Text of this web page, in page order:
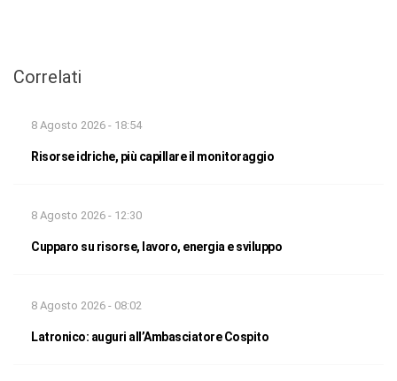
Correlati
8 Agosto 2026 - 18:54
Risorse idriche, più capillare il monitoraggio
8 Agosto 2026 - 12:30
Cupparo su risorse, lavoro, energia e sviluppo
8 Agosto 2026 - 08:02
Latronico: auguri all’Ambasciatore Cospito